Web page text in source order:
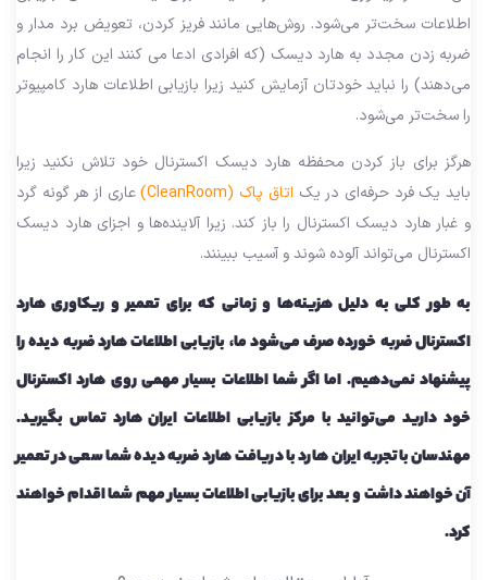
اطلاعات سخت‌تر می‌شود. روش‌هایی مانند فریز کردن، تعویض برد مدار و
ضربه زدن مجدد به هارد دیسک (که افرادی ادعا می کنند این کار را انجام
می‌دهند) را نباید خودتان آزمایش کنید زیرا بازیابی اطلاعات هارد کامپیوتر
را سخت‌تر می‌شود.
هرگز برای باز کردن محفظه هارد دیسک اکسترنال خود تلاش نکنید زیرا
باید یک فرد حرفه‌ای در یک اتاق پاک (CleanRoom)
عاری از هر گونه گرد
و غبار هارد دیسک اکسترنال را باز کند. زیرا آلاینده‌ها و اجزای هارد دیسک
اکسترنال می‌تواند آلوده شوند و آسیب ببینند.
به طور کلی به دلیل هزینه‌ها و زمانی که برای تعمیر و ریکاوری هارد
اکسترنال ضربه خورده صرف می‌شود ما، بازیابی اطلاعات هارد ضربه دیده را
پیشنهاد نمی‌دهیم. اما اگر شما اطلاعات بسیار مهمی روی هارد اکسترنال
خود دارید می‌توانید با مرکز بازیابی اطلاعات ایران هارد تماس بگیرید.
مهندسان باتجربه ایران هارد با دریافت هارد ضربه دیده شما سعی در تعمیر
آن خواهند داشت و بعد برای بازیابی اطلاعات بسیار مهم شما اقدام خواهند
کرد.